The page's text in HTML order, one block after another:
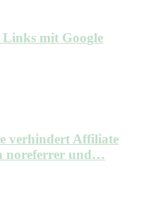
mit Google
verhindert Affiliate
noreferrer und…